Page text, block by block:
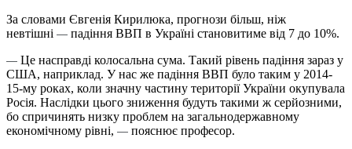
За словами Євгенія Кирилюка, прогнози більш, ніж
невтішні — падіння ВВП в Україні становитиме від 7 до 10%.
— Це насправді колосальна сума. Такий рівень падіння зараз у
США, наприклад. У нас же падіння ВВП було таким у 2014-
15-му роках, коли значну частину території України окупувала
Росія. Наслідки цього зниження будуть такими ж серйозними,
бо спричинять низку проблем на загальнодержавному
економічному рівні, — пояснює професор.